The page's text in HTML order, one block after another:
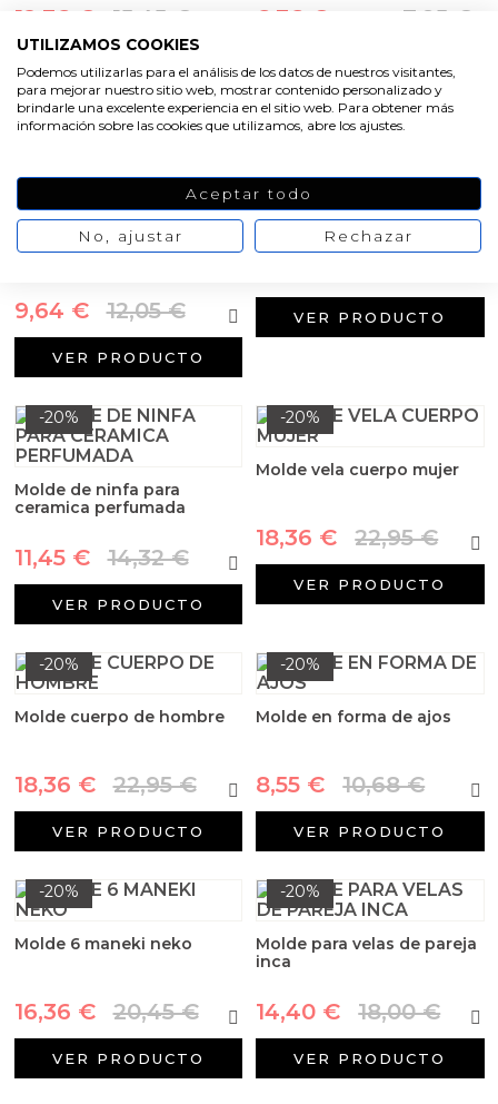
12,36 € 15,45 €
VER PRODUCTO
6,36 € 7,95 €
VER PRODUCTO
Molde velas piramide
9,64 € 12,05 €
VER PRODUCTO
Molde vela 7 mechas
VER PRODUCTO
-20%
Molde de ninfa para
ceramica perfumada
11,45 € 14,32 €
VER PRODUCTO
-20%
Molde vela cuerpo mujer
18,36 € 22,95 €
VER PRODUCTO
-20%
Molde cuerpo de hombre
18,36 € 22,95 €
VER PRODUCTO
-20%
Molde en forma de ajos
8,55 € 10,68 €
VER PRODUCTO
-20%
Molde 6 maneki neko
16,36 € 20,45 €
VER PRODUCTO
-20%
Molde para velas de pareja
inca
14,40 € 18,00 €
VER PRODUCTO
Aceites y Mantecas
Aceites Esenciales
UTILIZAMOS COOKIES
Podemos utilizarlas para el análisis de los datos de nuestros visitantes,
para mejorar nuestro sitio web, mostrar contenido personalizado y
brindarle una excelente experiencia en el sitio web. Para obtener más
información sobre las cookies que utilizamos, abre los ajustes.
Aceptar todo
No, ajustar Rechazar